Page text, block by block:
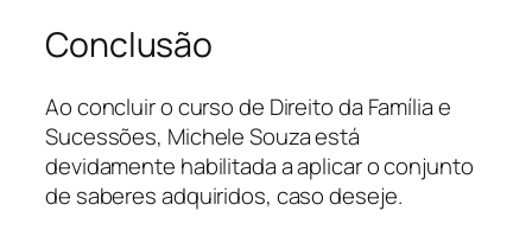
Conclusão
Ao concluir o curso de Direito da Família e
Sucessões, Michele Souza está
devidamente habilitada a aplicar o conjunto
de saberes adquiridos, caso deseje.